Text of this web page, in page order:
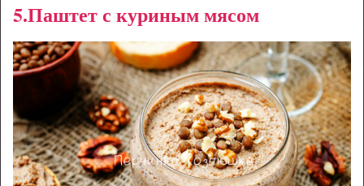
5.Паштет с куриным мясом